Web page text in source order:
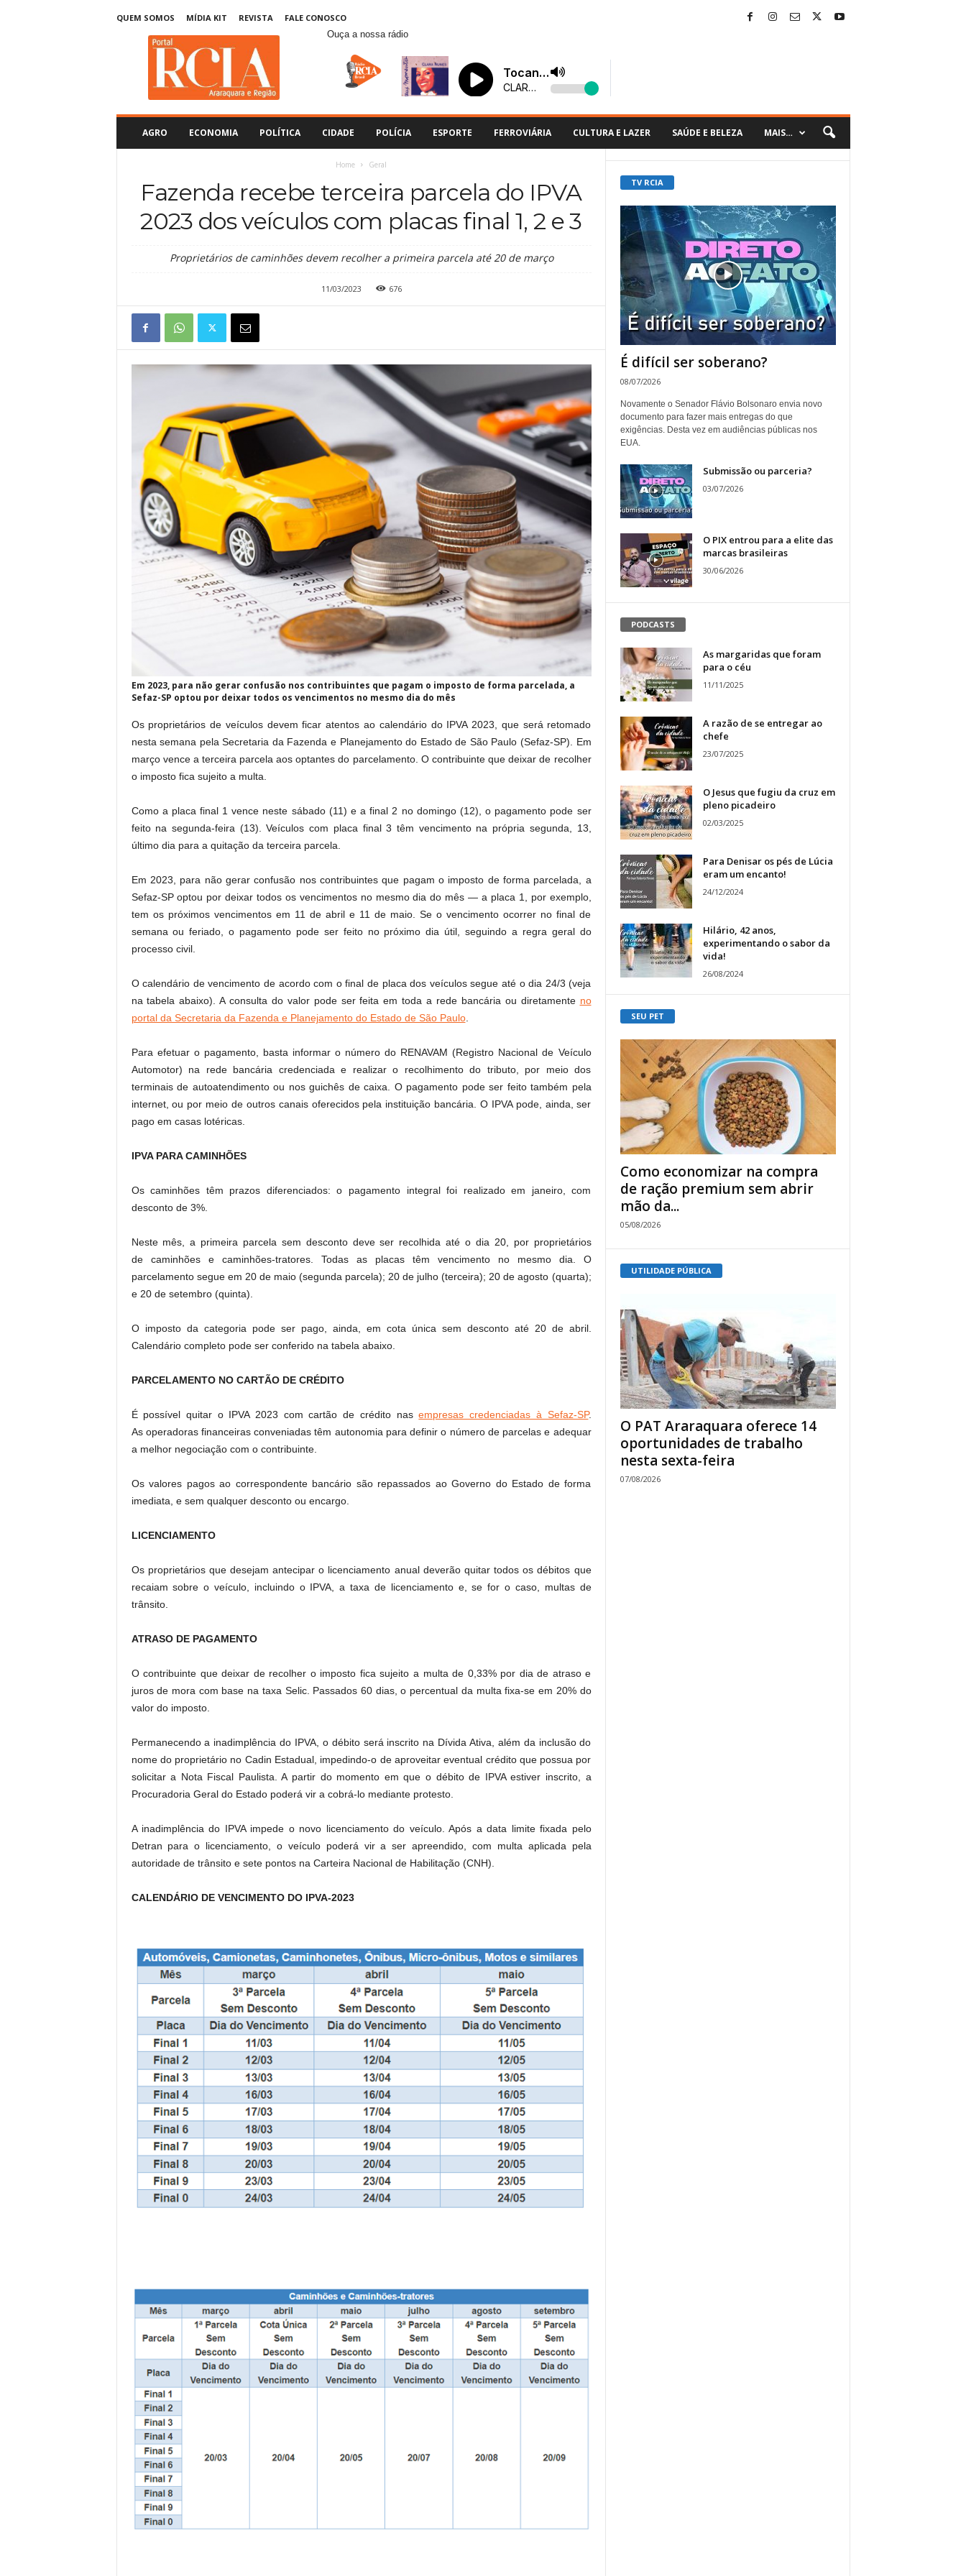
QUEM SOMOS MÍDIA KIT REVISTA
FALE CONOSCO
Ouça a nossa rádio
AGRO ECONOMIA POLÍTICA CIDADE POLÍCIA ESPORTE FERROVIÁRIA CULTURA E LAZER SAÚDE E BELEZA MAIS…
Home Geral
Fazenda recebe terceira parcela do IPVA
2023 dos veículos com placas final 1, 2 e 3
Proprietários de caminhões devem recolher a primeira parcela até 20 de março
11/03/2023 676
Em 2023, para não gerar confusão nos contribuintes que pagam o imposto de forma parcelada, a
Sefaz-SP optou por deixar todos os vencimentos no mesmo dia do mês
Os proprietários de veículos devem ficar atentos ao calendário do IPVA 2023, que será retomado
nesta semana pela Secretaria da Fazenda e Planejamento do Estado de São Paulo (Sefaz-SP). Em
março vence a terceira parcela aos optantes do parcelamento. O contribuinte que deixar de recolher
o imposto fica sujeito a multa.
Como a placa final 1 vence neste sábado (11) e a final 2 no domingo (12), o pagamento pode ser
feito na segunda-feira (13). Veículos com placa final 3 têm vencimento na própria segunda, 13,
último dia para a quitação da terceira parcela.
Em 2023, para não gerar confusão nos contribuintes que pagam o imposto de forma parcelada, a
Sefaz-SP optou por deixar todos os vencimentos no mesmo dia do mês — a placa 1, por exemplo,
tem os próximos vencimentos em 11 de abril e 11 de maio. Se o vencimento ocorrer no final de
semana ou feriado, o pagamento pode ser feito no próximo dia útil, seguindo a regra geral do
processo civil.
O calendário de vencimento de acordo com o final de placa dos veículos segue até o dia 24/3 (veja
na tabela abaixo). A consulta do valor pode ser feita em toda a rede bancária ou diretamente no
portal da Secretaria da Fazenda e Planejamento do Estado de São Paulo.
Para efetuar o pagamento, basta informar o número do RENAVAM (Registro Nacional de Veículo
Automotor) na rede bancária credenciada e realizar o recolhimento do tributo, por meio dos
terminais de autoatendimento ou nos guichês de caixa. O pagamento pode ser feito também pela
internet, ou por meio de outros canais oferecidos pela instituição bancária. O IPVA pode, ainda, ser
pago em casas lotéricas.
IPVA PARA CAMINHÕES
Os caminhões têm prazos diferenciados: o pagamento integral foi realizado em janeiro, com
desconto de 3%.
Neste mês, a primeira parcela sem desconto deve ser recolhida até o dia 20, por proprietários
de caminhões e caminhões-tratores. Todas as placas têm vencimento no mesmo dia. O
parcelamento segue em 20 de maio (segunda parcela); 20 de julho (terceira); 20 de agosto (quarta);
e 20 de setembro (quinta).
O imposto da categoria pode ser pago, ainda, em cota única sem desconto até 20 de abril.
Calendário completo pode ser conferido na tabela abaixo.
PARCELAMENTO NO CARTÃO DE CRÉDITO
É possível quitar o IPVA 2023 com cartão de crédito nasempresas credenciadas à Sefaz-SP.
As operadoras financeiras conveniadas têm autonomia para definir o número de parcelas e adequar
a melhor negociação com o contribuinte.
Os valores pagos ao correspondente bancário são repassados ao Governo do Estado de forma
imediata, e sem qualquer desconto ou encargo.
LICENCIAMENTO
Os proprietários que desejam antecipar o licenciamento anual deverão quitar todos os débitos que
recaiam sobre o veículo, incluindo o IPVA, a taxa de licenciamento e, se for o caso, multas de
trânsito.
ATRASO DE PAGAMENTO
O contribuinte que deixar de recolher o imposto fica sujeito a multa de 0,33% por dia de atraso e
juros de mora com base na taxa Selic. Passados 60 dias, o percentual da multa fixa-se em 20% do
valor do imposto.
Permanecendo a inadimplência do IPVA, o débito será inscrito na Dívida Ativa, além da inclusão do
nome do proprietário no Cadin Estadual, impedindo-o de aproveitar eventual crédito que possua por
solicitar a Nota Fiscal Paulista. A partir do momento em que o débito de IPVA estiver inscrito, a
Procuradoria Geral do Estado poderá vir a cobrá-lo mediante protesto.
A inadimplência do IPVA impede o novo licenciamento do veículo. Após a data limite fixada pelo
Detran para o licenciamento, o veículo poderá vir a ser apreendido, com multa aplicada pela
autoridade de trânsito e sete pontos na Carteira Nacional de Habilitação (CNH).
CALENDÁRIO DE VENCIMENTO DO IPVA-2023
TV RCIA
É difícil ser soberano?
08/07/2026
Novamente o Senador Flávio Bolsonaro envia novo
documento para fazer mais entregas do que
exigências. Desta vez em audiências públicas nos
EUA.
Submissão ou parceria?
03/07/2026
O PIX entrou para a elite das
marcas brasileiras
30/06/2026
PODCASTS
As margaridas que foram
para o céu
11/11/2025
A razão de se entregar ao
chefe
23/07/2025
O Jesus que fugiu da cruz em
pleno picadeiro
02/03/2025
Para Denisar os pés de Lúcia
eram um encanto!
24/12/2024
Hilário, 42 anos,
experimentando o sabor da
vida!
26/08/2024
SEU PET
Como economizar na compra
de ração premium sem abrir
mão da...
05/08/2026
UTILIDADE PÚBLICA
O PAT Araraquara oferece 14
oportunidades de trabalho
nesta sexta-feira
07/08/2026